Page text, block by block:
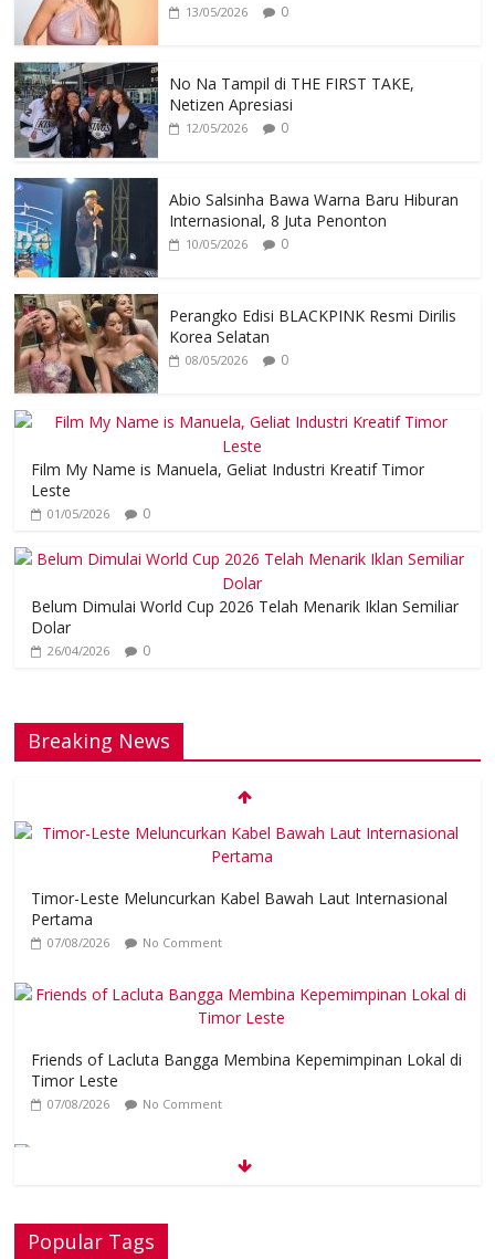
13/05/2026 0
No Na Tampil di THE FIRST TAKE,
Netizen Apresiasi
12/05/2026 0
Abio Salsinha Bawa Warna Baru Hiburan
Internasional, 8 Juta Penonton
10/05/2026 0
Perangko Edisi BLACKPINK Resmi Dirilis
Korea Selatan
08/05/2026 0
Film My Name is Manuela, Geliat Industri Kreatif Timor
Leste
01/05/2026 0
Belum Dimulai World Cup 2026 Telah Menarik Iklan Semiliar
Dolar
26/04/2026 0
Breaking News
Timor-Leste Meluncurkan Kabel Bawah Laut Internasional
Pertama
07/08/2026 No Comment
Friends of Lacluta Bangga Membina Kepemimpinan Lokal di
Timor Leste
07/08/2026 No Comment
06/08/2026 No Comment
Popular Tags